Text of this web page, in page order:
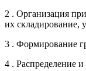
2 . Организация
их складирование,
3 . Формирование
4 . Распределение